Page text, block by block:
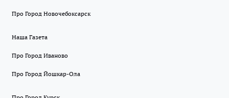
Про Город Новочебоксарск
Наша Газета
Про Город Иваново
Про Город Йошкар-Ола